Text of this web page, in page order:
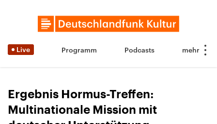
Live Programm Podcasts
Ergebnis Hormus-Treffen:
Multinationale Mission mit